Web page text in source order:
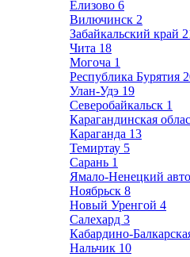
Елизово 6
Вилючинск 2
Забайкальский край
Чита 18
Могоча 1
Республика Бурятия
Улан-Удэ 19
Северобайкальск 1
Карагандинская
Караганда 13
Темиртау 5
Сарань 1
Ямало-Ненецкий
Ноябрьск 8
Новый Уренгой 4
Салехард 3
Кабардино-
Нальчик 10